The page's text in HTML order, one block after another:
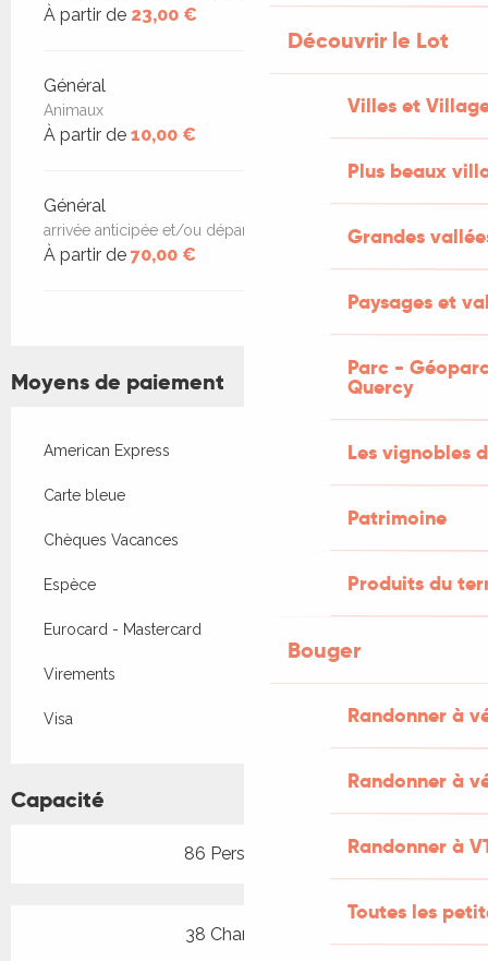
Découvrir le Lot
Villes et
Plus beaux
Grandes
Paysages et
Parc -
Quercy
Les vignobles
Patrimoine
Produits du
Bouger
Randonner à
Randonner à
Randonner à
Toutes les
À partir de 23,00 €
Général
Animaux
À partir de 10,00 €
Général
arrivée anticipée et/ou départ tardif
À partir de 70,00 €
Moyens de paiement
American Express
Carte bleue
Chèques Vacances
Espèce
Eurocard - Mastercard
Virements
Visa
Capacité
86 Personne(s)
38 Chambre(s)